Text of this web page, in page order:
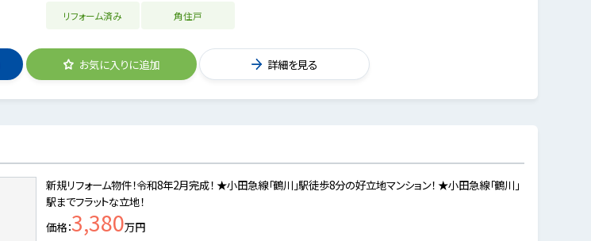
リフォーム済み 角住戸
お気に入りに追加 詳細を見る
新規リフォーム物件！令和8年2月完成！ ★小田急線「鶴川」駅徒歩8分の好立地マンション！ ★小田急線「鶴川」
駅までフラットな立地！
価格 3,380万円